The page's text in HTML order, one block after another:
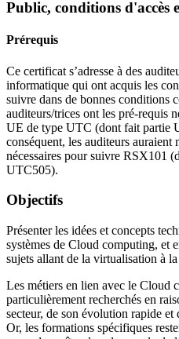
Public, conditions d'accès
Prérequis
Ce certificat s’adresse à des
informatique qui ont acquis les
suivre dans de bonnes conditions
auditeurs/trices ont les pré-requis
UE de type UTC (dont fait partie
conséquent, les auditeurs auraient
nécessaires pour suivre RSX101
UTC505).
Objectifs
Présenter les idées et concepts
systèmes de Cloud computing, et
sujets allant de la virtualisation à
Les métiers en lien avec le Cloud
particulièrement recherchés en
secteur, de son évolution rapide
Or, les formations spécifiques